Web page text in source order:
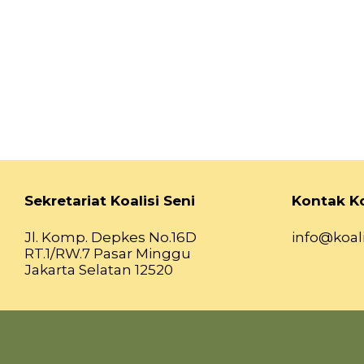
Sekretariat Koalisi Seni
Jl. Komp. Depkes No.16D
RT.1/RW.7 Pasar Minggu
Jakarta Selatan 12520
Kontak